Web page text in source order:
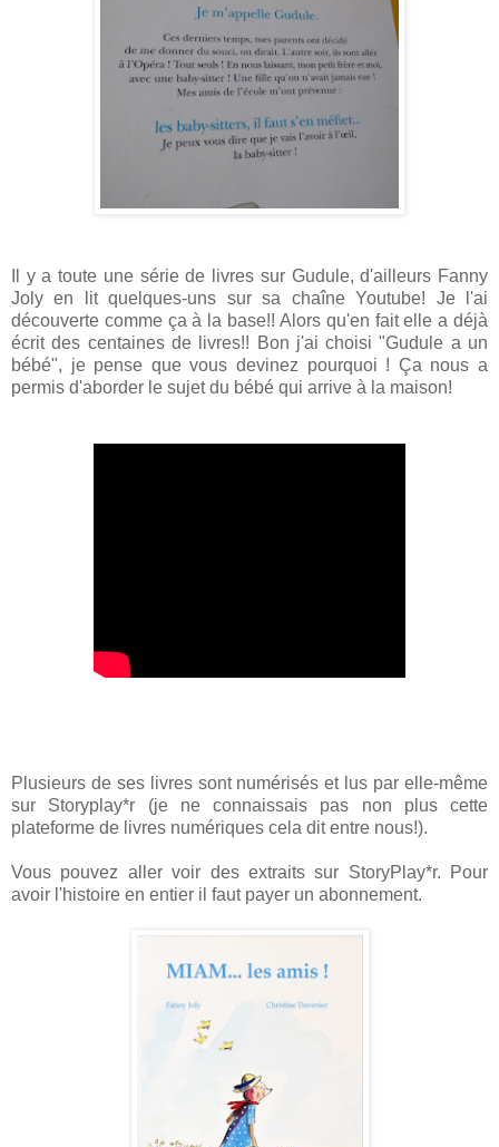
Il y a toute une série de livres sur Gudule, d'ailleurs Fanny
Joly en lit quelques-uns sur sa chaîne Youtube! Je l'ai
découverte comme ça à la base!! Alors qu'en fait elle a déjà
écrit des centaines de livres!! Bon j'ai choisi "Gudule a un
bébé", je pense que vous devinez pourquoi ! Ça nous a
permis d'aborder le sujet du bébé qui arrive à la maison!
Plusieurs de ses livres sont numérisés et lus par elle-même
sur Storyplay*r (je ne connaissais pas non plus cette
plateforme de livres numériques cela dit entre nous!).
Vous pouvez aller voir des extraits sur StoryPlay*r. Pour
avoir l'histoire en entier il faut payer un abonnement.